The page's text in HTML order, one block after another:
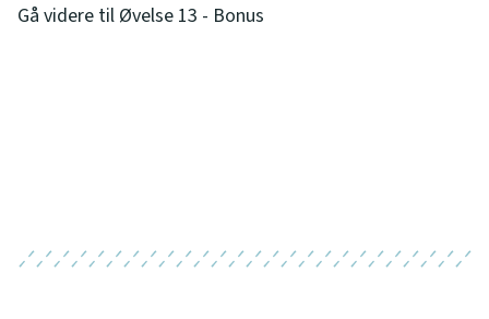
Gå videre til Øvelse 13 - Bonus